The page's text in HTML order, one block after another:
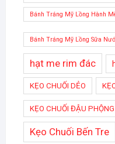
Bánh Tráng Mỹ Lồng Hành
Bánh Tráng Mỹ Lồng Sữa
hạt me rim đác
KẸO CHUỐI DẺO
KẸO CHUỐI ĐẬU PHỘNG
Kẹo Chuối Bến Tre